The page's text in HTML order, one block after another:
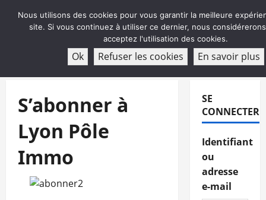
ABONNEMENT
S’abonner à
Lyon Pôle
Immo
SE
CONNECTER
Identifiant
ou
adresse
e-mail
Nous utilisons des cookies pour vous garantir la meilleure
site. Si vous continuez à utiliser ce dernier, nous
acceptez l'utilisation des cookies.
Ok Refuser les cookies En savoir plus